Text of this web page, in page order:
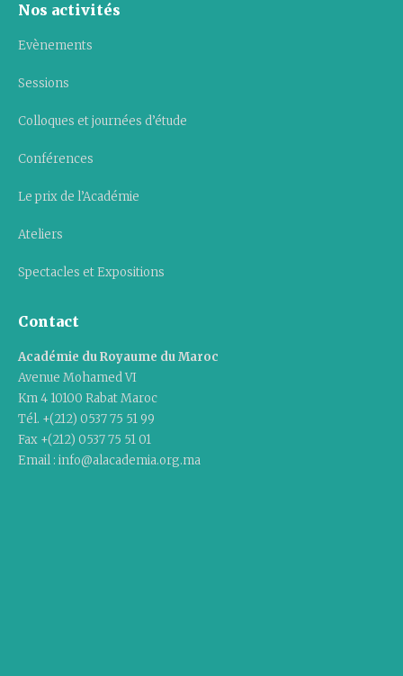
Nos activités
Evènements
Sessions
Colloques et journées d’étude
Conférences
Le prix de l’Académie
Ateliers
Spectacles et Expositions
Contact
Académie du Royaume du Maroc
Avenue Mohamed VI
Km 4 10100 Rabat Maroc
Tél. +(212) 0537 75 51 99
Fax +(212) 0537 75 51 01
Email : info@alacademia.org.ma